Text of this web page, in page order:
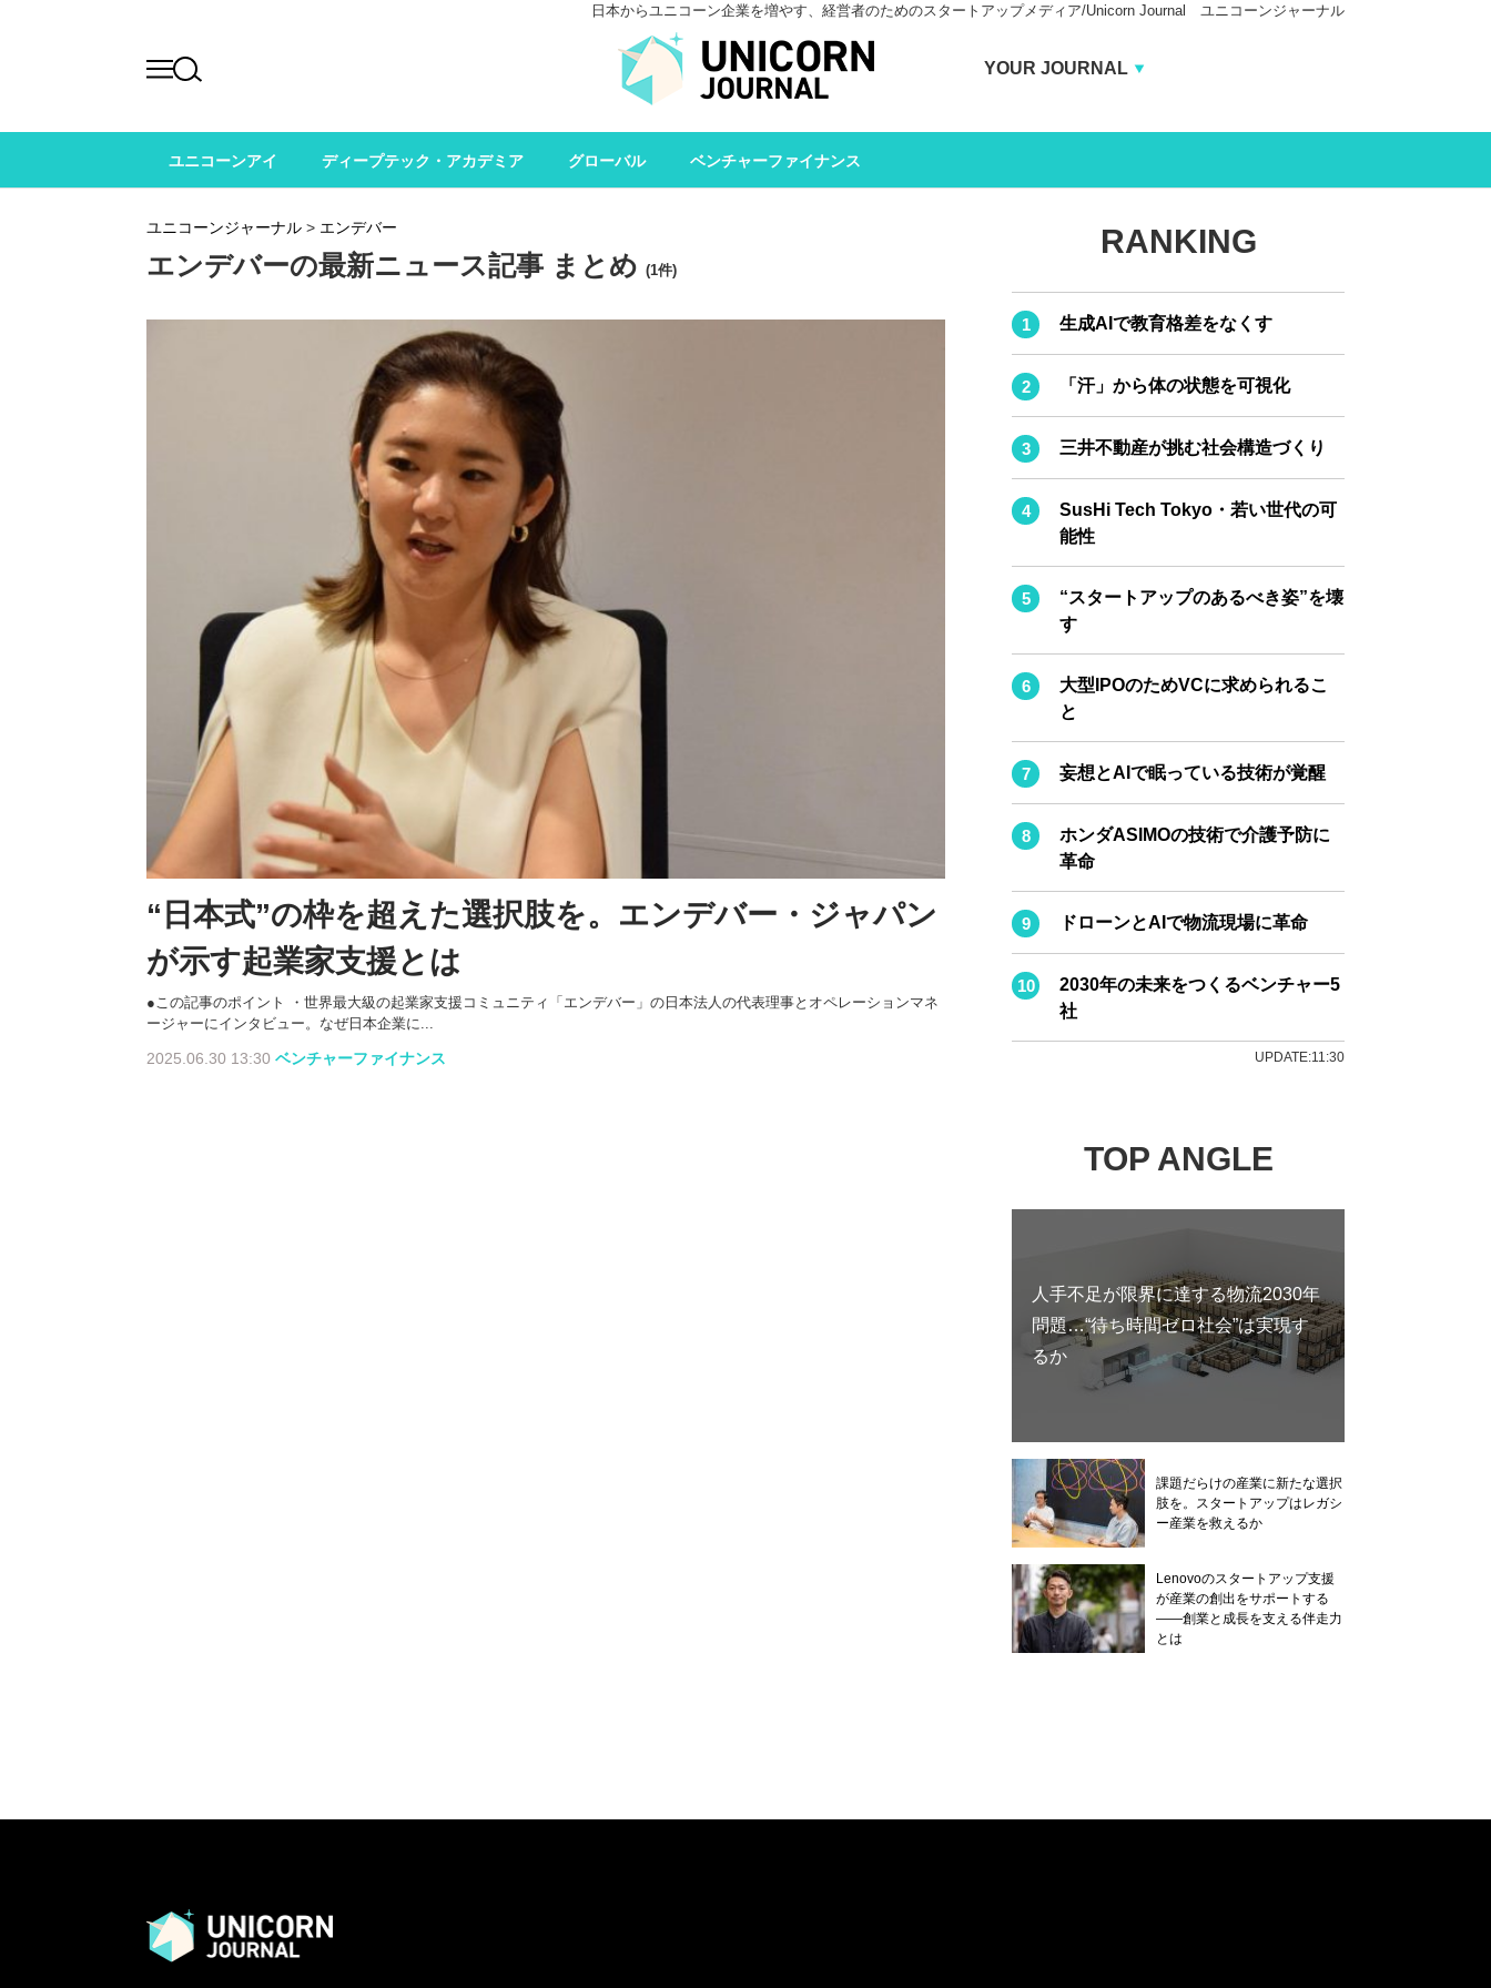
日本からユニコーン企業を増やす、経営者のためのスタートアップメディア/Unicorn Journal ユニコーンジャーナル
ユニコーンジャーナル Unicorn Journal
ユニコーンジャーナル > エンデバー
エンデバーの最新ニュース記事 まとめ (1件)
“日本式”の枠を超えた選択肢を。エンデバー・ジャパン
が示す起業家支援とは
●この記事のポイント ・世界最大級の起業家支援コミュニティ「エンデバー」の日本法人の代表理事とオペレーションマネ
ージャーにインタビュー。なぜ日本企業に...
2025.06.30 13:30 ベンチャーファイナンス
RANKING
生成AIで教育格差をなくす
「汗」から体の状態を可視化
三井不動産が挑む社会構造づくり
SusHi Tech Tokyo・若い世代の可
能性
“スタートアップのあるべき姿”を壊
す
大型IPOのためVCに求められるこ
と
妄想とAIで眠っている技術が覚醒
ホンダASIMOの技術で介護予防に
革命
ドローンとAIで物流現場に革命
2030年の未来をつくるベンチャー5
社
UPDATE:11:30
TOP ANGLE
人手不足が限界に達する物流2030年
問題…“待ち時間ゼロ社会”は実現す
るか
課題だらけの産業に新たな選択
肢を。スタートアップはレガシ
ー産業を救えるか
Lenovoのスタートアップ支援
が産業の創出をサポートする
——創業と成長を支える伴走力
とは
ユニコーンアイ ディープテック・アカデミア グローバル ベンチャーファイナンス
YOUR JOURNAL
BUSINESS JOURNAL
ENERGY MANAGEMENT JOURNAL
INBOUND JOURNAL
AI JOURNAL
LIFE ENDING JOURNAL
REAL ESTATE BROKERAGE JOURNAL
SMART MARKETING JOURNAL
BPaaS JOURNAL
ADOPTABLE DOG JOURNAL